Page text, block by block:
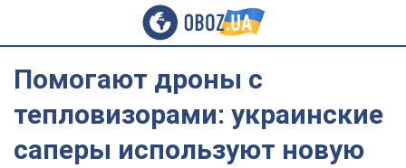
Помогают дроны с
тепловизорами: украинские
саперы используют новую